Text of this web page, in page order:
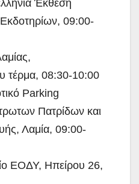
Έκθεση
09:00-
τέρμα, 08:30-10:00
Parking
Πατρίδων και
Λαμία, 09:00-
ΕΟΔΥ, Ηπείρου 26,